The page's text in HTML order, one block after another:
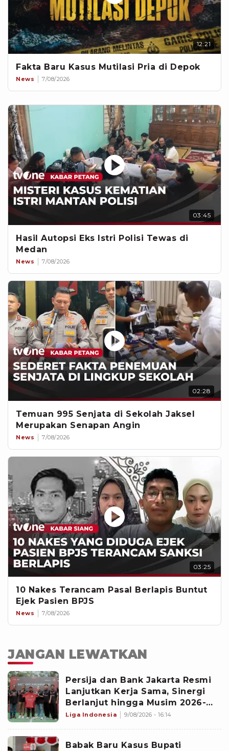
12:21
Fakta Baru Kasus Mutilasi Pria di Depok
News 7/08/2026
03:45
Hasil Autopsi Eks Istri Polisi Tewas di
Medan
News 7/08/2026
02:28
Temuan 995 Senjata di Sekolah Jaksel
Merupakan Senapan Angin
News 7/08/2026
03:25
10 Nakes Terancam Pasal Berlapis Buntut
Ejek Pasien BPJS
News 7/08/2026
JANGAN LEWATKAN
‎Persija dan Bank Jakarta Resmi
Lanjutkan Kerja Sama, Sinergi
Berlanjut hingga Musim 2026-
2027
Liga Indonesia 9/08/2026 - 16:14
Babak Baru Kasus Bupati